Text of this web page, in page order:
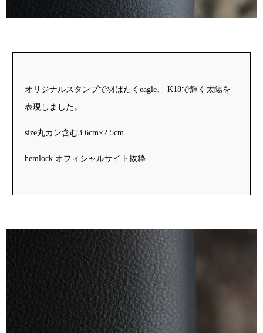
オリジナルスタンプで羽ばたくeagle、 K18で輝く太陽を
表現しました。
size丸カン含む3.6cm×2.5cm
hemlock オフィシャルサイト抜粋